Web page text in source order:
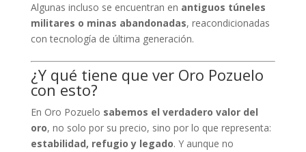
Algunas incluso se encuentran en antiguos túneles
militares o minas abandonadas, reacondicionadas
con tecnología de última generación.
¿Y qué tiene que ver Oro Pozuelo
con esto?
En Oro Pozuelo sabemos el verdadero valor del
oro, no solo por su precio, sino por lo que representa:
estabilidad, refugio y legado. Y aunque no